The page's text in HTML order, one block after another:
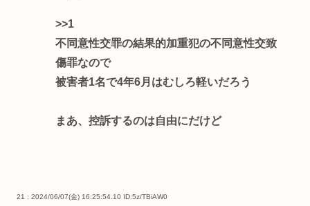
>>1
不同意性交罪の結果的加重犯の不同意性交致
傷罪なので
被害者1名で4年6月はむしろ軽いだろう
まあ、控訴するのは自由にだけど
21 : 2024/06/07(金) 16:25:54.10 ID:5z/TBiAW0